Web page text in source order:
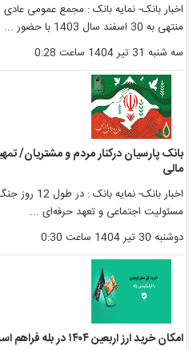
اخبار بانک- نمایه بانک : مجمع عمومی عادی
منتهی به 30‌ اسفند سال 1403 با حضور ...
سه شنبه 31 تیر 1404 ساعت 0:28
بانک پارسیان درکنار مردم و مشتریان/
مالی
اخبار بانک-
مسئولیت اجتماعی و تعهد حرفه‌ای ...
دوشنبه 30 تیر 1404 ساعت 0:30
امکان خرید ارز اربعین ۱۴۰۴ در بله فراهم است